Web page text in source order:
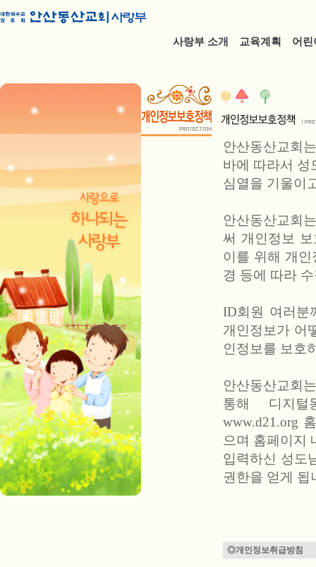
사랑부 소개 교육계획 어린
안산동산교회
바에 따라서 성
심열을 기울이
안산동산교회
써 개인정보
이를 위해 개
경 등에 따라
ID회원 여러분
개인정보가 어
인정보를 보호
안산동산교회
통해 디지털
www.d21.org
으며 홈페이지
입력하신 성도
권한을 얻게 됩
◎개인정보취급방침